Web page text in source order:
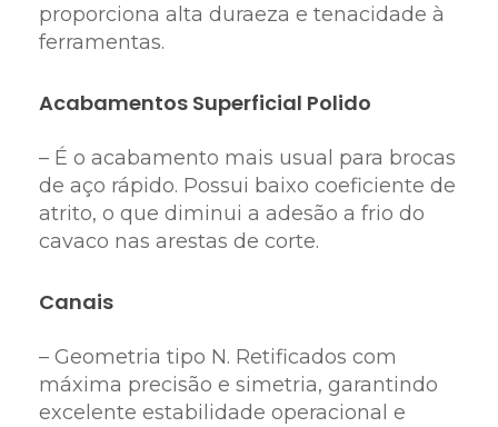
proporciona alta duraeza e tenacidade à
ferramentas.
Acabamentos Superficial Polido
– É o acabamento mais usual para brocas
de aço rápido. Possui baixo coeficiente de
atrito, o que diminui a adesão a frio do
cavaco nas arestas de corte.
Canais
– Geometria tipo N. Retificados com
máxima precisão e simetria, garantindo
excelente estabilidade operacional e